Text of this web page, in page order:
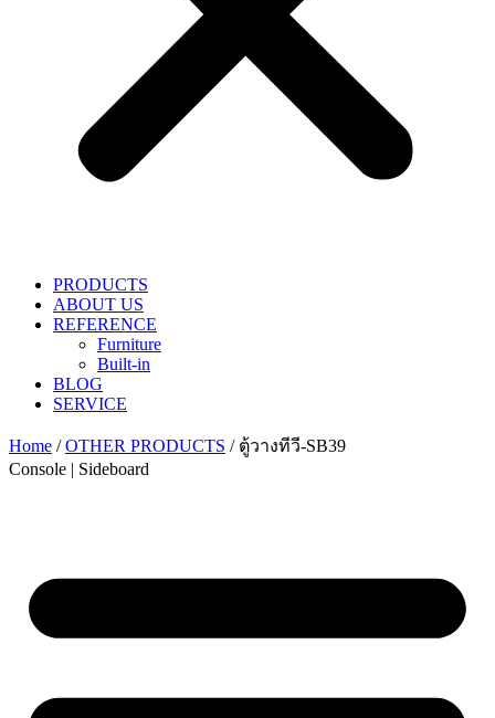
PRODUCTS
ABOUT US
REFERENCE
Furniture
Built-in
BLOG
SERVICE
Home /OTHER PRODUCTS / ตู้วางทีวี-SB39
Console | Sideboard